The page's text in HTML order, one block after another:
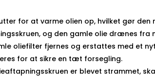
for at varme olien op, hvilket gør
og den gamle olie drænes fra
oliefilter fjernes og erstattes med et
for at sikre en tæt forsegling.
er blevet strammet,